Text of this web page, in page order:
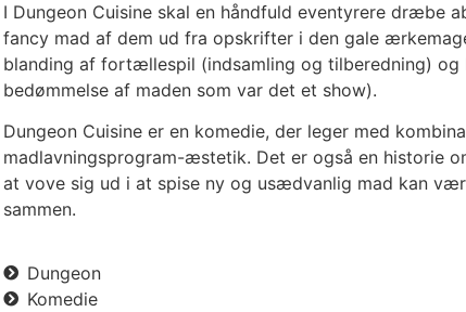
I Dungeon Cuisine skal en håndfuld eventyrere dræbe
fancy mad af dem ud fra opskrifter i den gale
blanding af fortællespil (indsamling og tilberedning)
bedømmelse af maden som var det et show).
Dungeon Cuisine er en komedie, der leger med
madlavningsprogram-æstetik. Det er også en historie
at vove sig ud i at spise ny og usædvanlig mad kan
sammen.
Dungeon
Komedie